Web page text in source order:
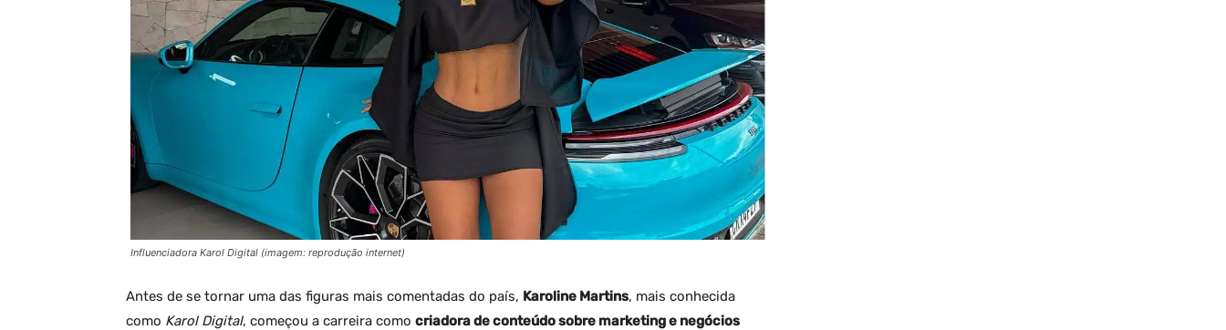
Influenciadora Karol Digital (imagem: reprodução internet)
Antes de se tornar uma das figuras mais comentadas do país, Karoline Martins, mais conhecida
como Karol Digital, começou a carreira como criadora de conteúdo sobre marketing e negócios